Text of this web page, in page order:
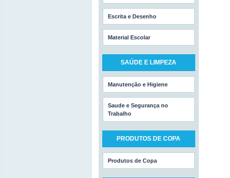
Escrita e Desenho
Material Escolar
SAÚDE E LIMPEZA
Manutenção e Higiene
Saude e Segurança no
Trabalho
PRODUTOS DE COPA
Produtos de Copa